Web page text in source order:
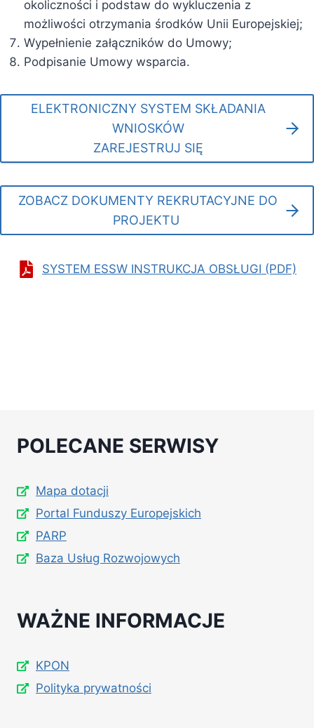
okoliczności i podstaw do wykluczenia z
możliwości otrzymania środków Unii Europejskiej;
Wypełnienie załączników do Umowy;
Podpisanie Umowy wsparcia.
ELEKTRONICZNY SYSTEM SKŁADANIA
WNIOSKÓW
ZAREJESTRUJ SIĘ
ZOBACZ DOKUMENTY REKRUTACYJNE DO
PROJEKTU
SYSTEM ESSW INSTRUKCJA OBSŁUGI (PDF)
POLECANE SERWISY
Mapa dotacji
Portal Funduszy Europejskich
PARP
Baza Usług Rozwojowych
WAŻNE INFORMACJE
KPON
Polityka prywatności